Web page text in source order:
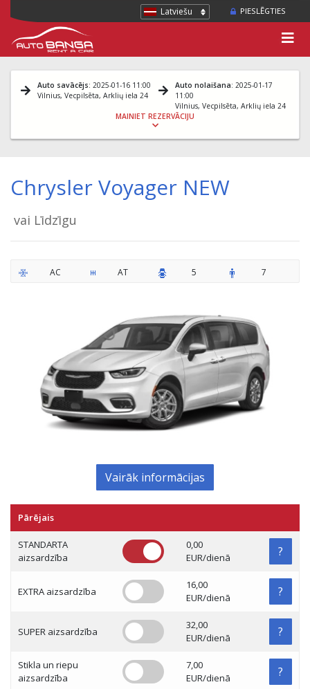
PIESLĒGTIES
Latviešu
Auto savācējs: 2025-01-16 11:00
Vilnius, Vecpilsēta, Arklių iela 24
Auto nolaišana: 2025-01-17
11:00
Vilnius, Vecpilsēta, Arklių iela 24
MAINIET REZERVĀCIJU
Chrysler Voyager NEW
vai Līdzīgu
AC AT 5 7
Vairāk informācijas
Pārējais
STANDARTA
aizsardzība
0,00
EUR/dienā
?
EXTRA aizsardzība
16,00
EUR/dienā
?
SUPER aizsardzība
32,00
EUR/dienā
?
Stikla un riepu
aizsardzība
7,00
EUR/dienā
?